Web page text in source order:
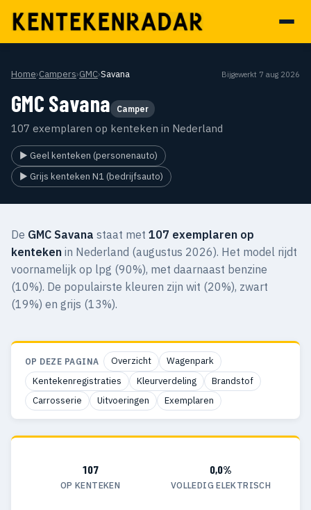
Home›Campers›GMC›Savana Bijgewerkt 7 aug 2026
GMC Savana Camper
107 exemplaren op kenteken in Nederland
▶ Geel kenteken (personenauto)
▶ Grijs kenteken N1 (bedrijfsauto)
De GMC Savana staat met 107 exemplaren op
kenteken in Nederland (augustus 2026). Het model rijdt
voornamelijk op lpg (90%), met daarnaast benzine
(10%). De populairste kleuren zijn wit (20%), zwart
(19%) en grijs (13%).
OP DEZE PAGINA Overzicht
Wagenpark
Kentekenregistraties
Kleurverdeling
Brandstof
Carrosserie
Uitvoeringen Exemplaren
107
OP KENTEKEN
0,0%
VOLLEDIG ELEKTRISCH